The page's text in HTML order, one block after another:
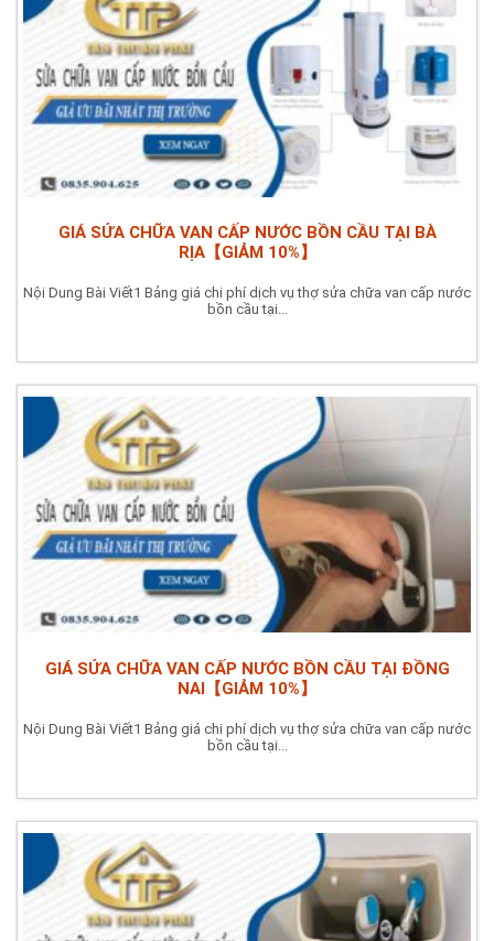
GIÁ SỬA CHỮA VAN CẤP NƯỚC BỒN CẦU TẠI BÀ
RỊA【GIẢM 10%】
Nội Dung Bài Viết1 Bảng giá chi phí dịch vụ thợ sửa chữa van cấp nước
bồn cầu tại...
GIÁ SỬA CHỮA VAN CẤP NƯỚC BỒN CẦU TẠI ĐỒNG
NAI【GIẢM 10%】
Nội Dung Bài Viết1 Bảng giá chi phí dịch vụ thợ sửa chữa van cấp nước
bồn cầu tại...